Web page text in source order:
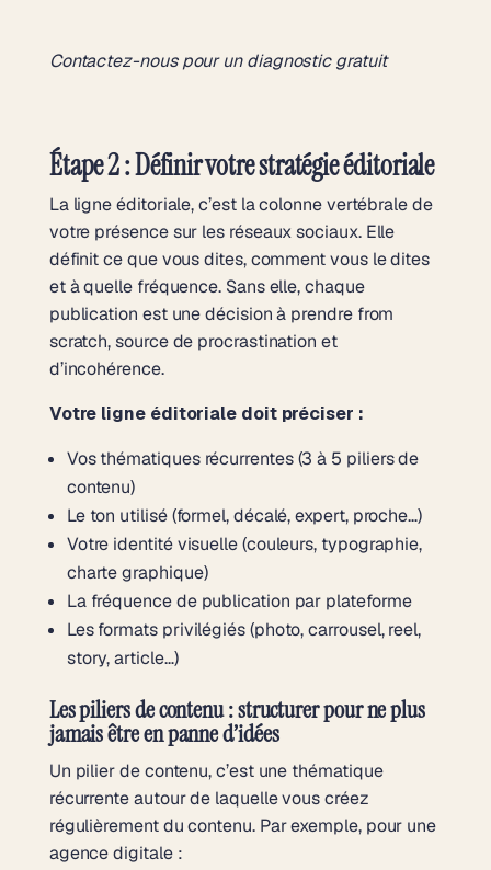
Contactez-nous pour un diagnostic gratuit
Étape 2 : Définir votre stratégie éditoriale
La ligne éditoriale, c’est la colonne vertébrale de
votre présence sur les réseaux sociaux. Elle
définit ce que vous dites, comment vous le dites
et à quelle fréquence. Sans elle, chaque
publication est une décision à prendre from
scratch, source de procrastination et
d’incohérence.
Votre ligne éditoriale doit préciser :
Vos thématiques récurrentes (3 à 5 piliers de
contenu)
Le ton utilisé (formel, décalé, expert, proche…)
Votre identité visuelle (couleurs, typographie,
charte graphique)
La fréquence de publication par plateforme
Les formats privilégiés (photo, carrousel, reel,
story, article…)
Les piliers de contenu : structurer pour ne plus
jamais être en panne d’idées
Un pilier de contenu, c’est une thématique
récurrente autour de laquelle vous créez
régulièrement du contenu. Par exemple, pour une
agence digitale :